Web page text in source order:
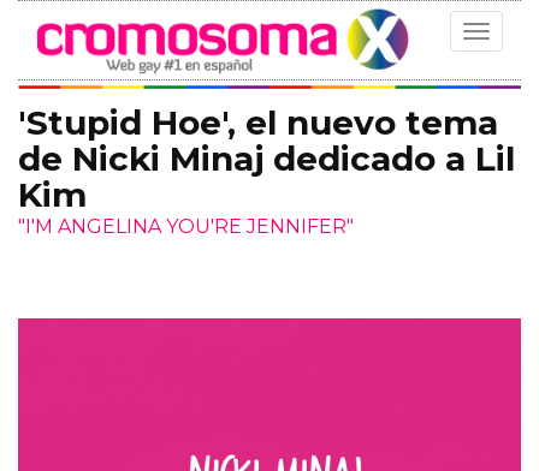
Toggle
'Stupid Hoe', el nuevo tema
de Nicki Minaj dedicado a Lil
Kim
"I'M ANGELINA YOU'RE JENNIFER"